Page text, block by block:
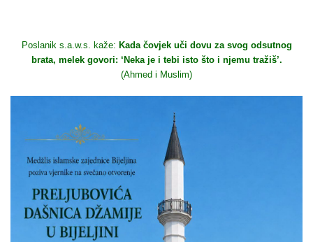
Poslanik s.a.w.s. kaže: Kada čovjek uči dovu za svog odsutnog
brata, melek govori: ‘Neka je i tebi isto što i njemu tražiš’.
(Ahmed i Muslim)